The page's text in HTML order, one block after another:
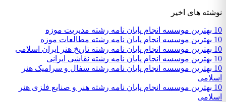
نوشته های اخیر
10 بهترین موسسه انجام پایان نامه رشته مدیریت موزه
10 بهترین موسسه انجام پایان نامه رشته مطالعات موزه
10 بهترین موسسه انجام پایان نامه رشته تاریخ هنر ایران اسلامی
10 بهترین موسسه انجام پایان نامه رشته نقاشی ایرانی
10 بهترین موسسه انجام پایان نامه رشته سفال و سرامیک هنر
اسلامی
10 بهترین موسسه انجام پایان نامه رشته هنر و صنایع فلزی هنر
اسلامی